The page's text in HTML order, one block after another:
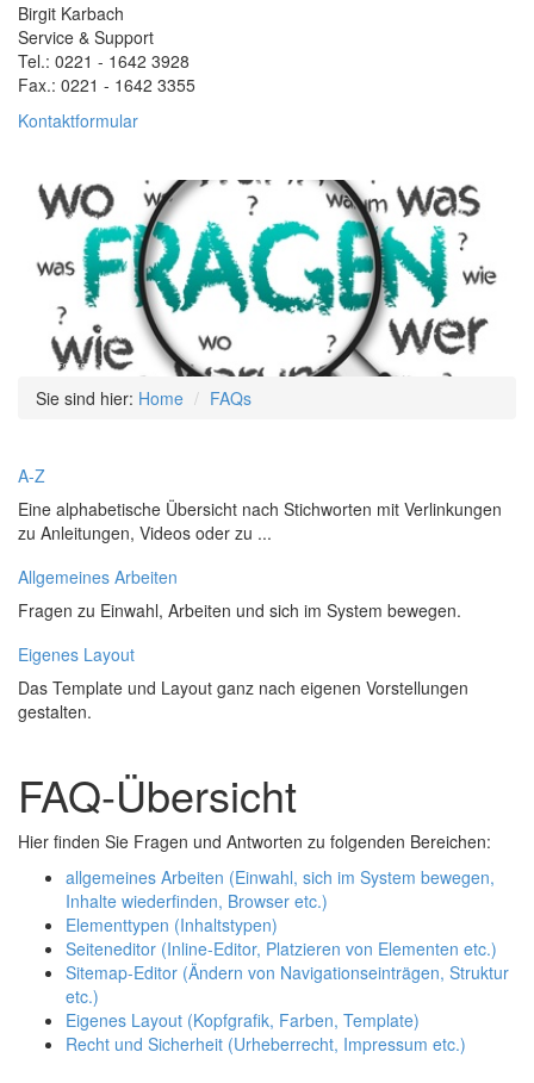
Birgit Karbach
Service & Support
Tel.: 0221 - 1642 3928
Fax.: 0221 - 1642 3355
Kontaktformular
Sie sind hier: Home FAQs
A-Z
Eine alphabetische Übersicht nach Stichworten mit Verlinkungen
zu Anleitungen, Videos oder zu ...
Allgemeines Arbeiten
Fragen zu Einwahl, Arbeiten und sich im System bewegen.
Eigenes Layout
Das Template und Layout ganz nach eigenen Vorstellungen
gestalten.
FAQ-Übersicht
Hier finden Sie Fragen und Antworten zu folgenden Bereichen:
allgemeines Arbeiten (Einwahl, sich im System bewegen,
Inhalte wiederfinden, Browser etc.)
Elementtypen (Inhaltstypen)
Seiteneditor (Inline-Editor, Platzieren von Elementen etc.)
Sitemap-Editor (Ändern von Navigationseinträgen, Struktur
etc.)
Eigenes Layout (Kopfgrafik, Farben, Template)
Recht und Sicherheit (Urheberrecht, Impressum etc.)